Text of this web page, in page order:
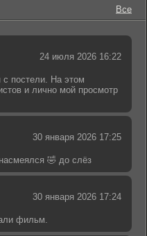
Все
24 июля 2026 16:22
с постели. На этом
и лично мой просмотр
30 января 2026 17:25
🤣 до слёз
30 января 2026 17:24
фильм.